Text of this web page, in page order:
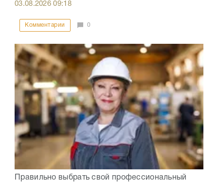
03.08.202609:18
Комментарии 0
Правильно выбрать свой профессиональный